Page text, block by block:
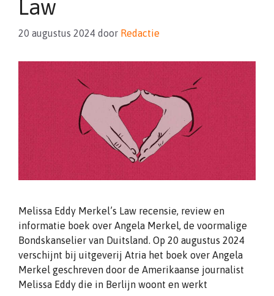
Law
20 augustus 2024 door Redactie
Melissa Eddy Merkel’s Law recensie, review en
informatie boek over Angela Merkel, de voormalige
Bondskanselier van Duitsland. Op 20 augustus 2024
verschijnt bij uitgeverij Atria het boek over Angela
Merkel geschreven door de Amerikaanse journalist
Melissa Eddy die in Berlijn woont en werkt